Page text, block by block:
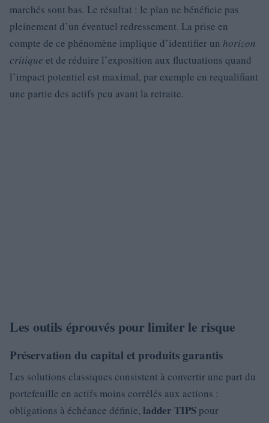
marchés sont bas. Le résultat : le plan ne bénéficie pas
pleinement d’un éventuel redressement. La prise en
compte de ce phénomène implique d’identifier un horizon
critique et de réduire l’exposition aux fluctuations quand
l’impact potentiel est maximal, par exemple en requalifiant
une partie des actifs peu avant la retraite.
Les outils éprouvés pour limiter le risque
Préservation du capital et produits garantis
Les solutions classiques consistent à convertir une part du
portefeuille en actifs moins corrélés aux actions :
obligations à échéance définie, ladder TIPS pour